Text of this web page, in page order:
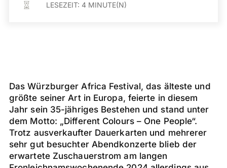
 LESEZEIT: 4 MINUTE(N)
Das Würzburger Africa Festival, das älteste und
größte seiner Art in Europa, feierte in diesem
Jahr sein 35-jähriges Bestehen und stand unter
dem Motto: „Different Colours – One People“.
Trotz ausverkaufter Dauerkarten und mehrerer
sehr gut besuchter Abendkonzerte blieb der
erwartete Zuschauerstrom am langen